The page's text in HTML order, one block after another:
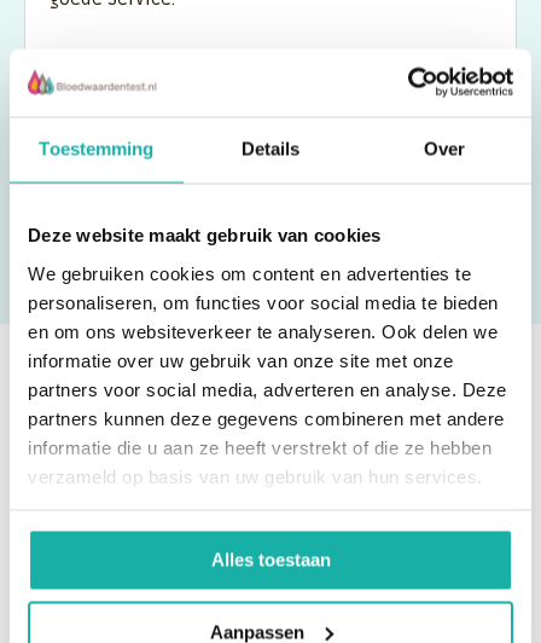
Toestemming Details Over
Deze website maakt gebruik van cookies
We gebruiken cookies om content en advertenties te
personaliseren, om functies voor social media te bieden
en om ons websiteverkeer te analyseren. Ook delen we
informatie over uw gebruik van onze site met onze
partners voor social media, adverteren en analyse. Deze
partners kunnen deze gegevens combineren met andere
informatie die u aan ze heeft verstrekt of die ze hebben
verzameld op basis van uw gebruik van hun services.
Alles toestaan
Aanpassen
Vincent
Ben je eruit? Bestel direct!